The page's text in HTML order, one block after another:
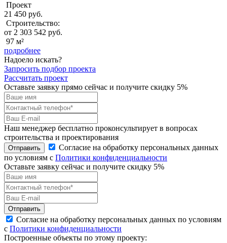
Проект
21 450 руб.
Строительство:
от 2 303 542 руб.
97 м²
подробнее
Надоело искать?
Запросить подбор проекта
Рассчитать проект
Оставьте заявку прямо сейчас и получите скидку 5%
Наш менеджер бесплатно проконсультирует в вопросах
строительства и проектирования
Отправить
Согласие на обработку персональных данных
по условиям с Политики конфиденциальности
Оставьте заявку сейчас и получите скидку 5%
Отправить
Согласие на обработку персональных данных по условиям
с Политики конфиденциальности
Построенные объекты по этому проекту: